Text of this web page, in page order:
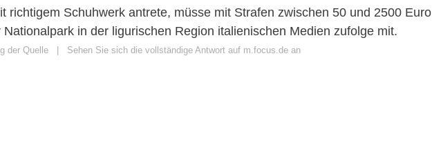
richtigem Schuhwerk antrete, müsse mit Strafen zwischen 50 und 2500 Euro
in der ligurischen Region italienischen Medien zufolge mit.
der Quelle Sehen Sie sich die vollständige Antwort auf m.focus.de an